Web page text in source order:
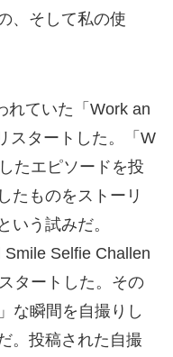
、そして私の使
れていた「Work an
スタートした。「W
たエピソードを投
たものをストーリ
いう試みだ。
Selfie Challen
タートした。その
な瞬間を自撮りし
。投稿された自撮